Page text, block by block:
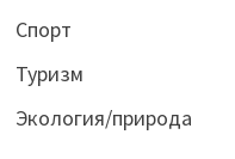
Спорт
Туризм
Экология/природа